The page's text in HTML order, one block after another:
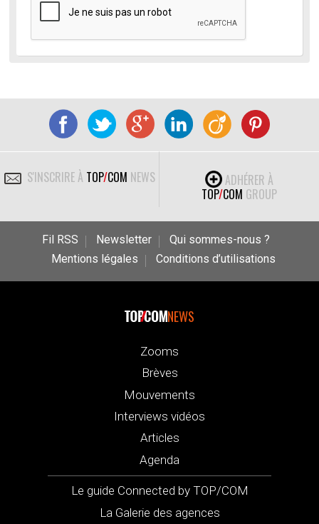
S'INSCRIRE À TOP/COM NEWS
ADHÉRER À
TOP/COM GROUP
Fil RSS Newsletter
Qui sommes-nous ?
Mentions légales
Conditions d’utilisations
NEWS
Zooms
Brèves
Mouvements
Interviews vidéos
Articles
Agenda
Le guide Connected by TOP/COM
La Galerie des agences